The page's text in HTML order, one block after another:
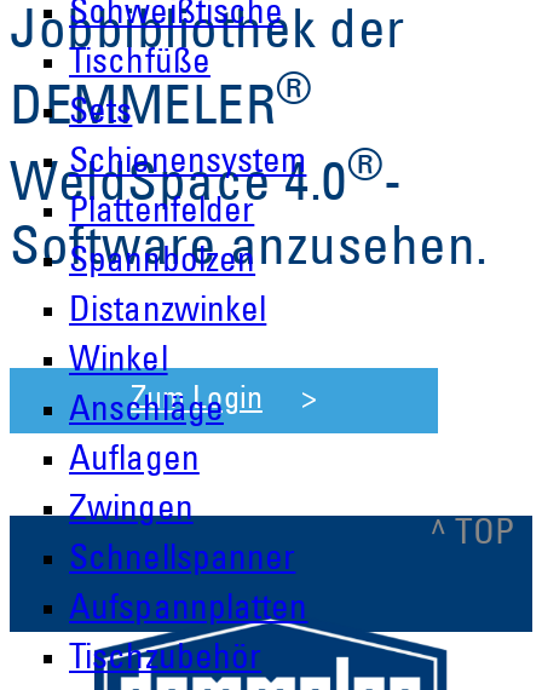
Schweißtische
Tischfüße
Sets
Schienensystem
Plattenfelder
Spannbolzen
Distanzwinkel
Winkel
Anschläge
Auflagen
Zwingen
Schnellspanner
Aufspannplatten
Tischzubehör
Jobbibliothek der
DEMMELER®
WeldSpace 4.0®-
Software anzusehen.
Zum Login
^ TOP